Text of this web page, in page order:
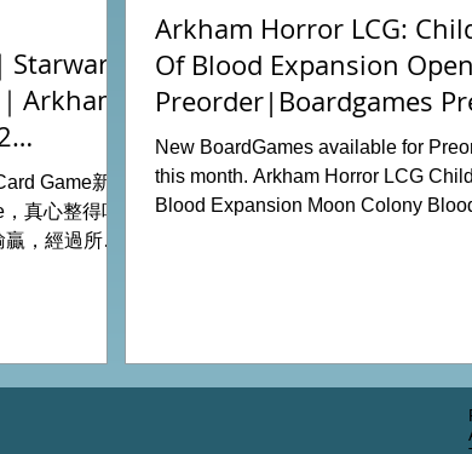
Arkham
Game新擴
真心整得唔
，經過所有
#桌遊場地 All
位熱線
Arkham Horror LCG:
Of Blood Expansion
Preorder|Boardgames
Order News July2026
New BoardGames available for
this month. Arkham Horror LCG
Blood Expansion Moon Colony
shop: https://www.allonboardhk.com/
All On Board HK Boardgames